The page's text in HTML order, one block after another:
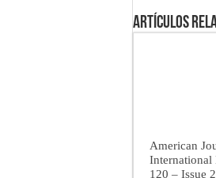
Artículos
American
International
120 – Issue